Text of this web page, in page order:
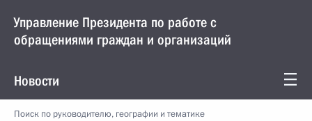
Управление Президента по работе с
обращениями граждан и организаций
Новости
Поиск по руководителю, географии и тематике